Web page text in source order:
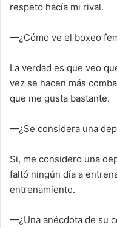
respeto hacía mi rival.
—¿Cómo ve el boxeo
La verdad es que veo
vez se hacen más
que me gusta bastante.
—¿Se considera una
Si, me considero una
faltó ningún día a
entrenamiento.
—¿Una anécdota de su